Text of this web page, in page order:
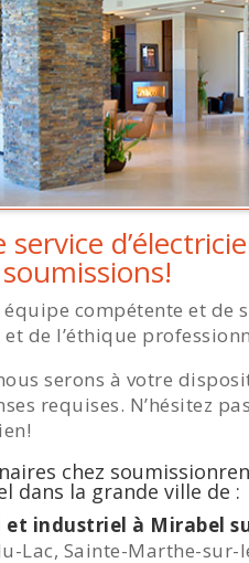
compétente et
de l’éthique
serons à votre
requises. N’hésitez
chez
dans la grande ville de :
industriel à Mirabel
Lac, Sainte-Marthe-